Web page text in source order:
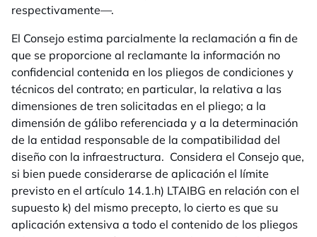
respectivamente—.
El Consejo estima parcialmente la reclamación a fin de
que se proporcione al reclamante la información no
confidencial contenida en los pliegos de condiciones y
técnicos del contrato; en particular, la relativa a las
dimensiones de tren solicitadas en el pliego; a la
dimensión de gálibo referenciada y a la determinación
de la entidad responsable de la compatibilidad del
diseño con la infraestructura. Considera el Consejo que,
si bien puede considerarse de aplicación el límite
previsto en el artículo 14.1.h) LTAIBG en relación con el
supuesto k) del mismo precepto, lo cierto es que su
aplicación extensiva a todo el contenido de los pliegos